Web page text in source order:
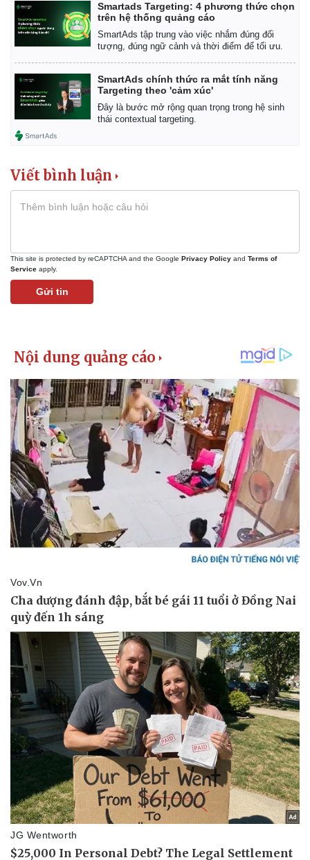
Kinh tế
Bất động sản
Khởi nghiệp
Thị trường
Giá vàng
Tiêu dùng
Tỷ giá
Chứng khoán
Giá cà phê
Smartads Targeting: 4 phương thức chọn
trên hệ thống quảng cáo
SmartAds tập trung vào việc nhắm đúng đối
tượng, đúng ngữ cảnh và thời điểm để tối ưu.
SmartAds chính thức ra mắt tính năng
Targeting theo 'cảm xúc'
Đây là bước mở rộng quan trọng trong hệ sinh
thái contextual targeting.
Viết bình luận
This site is protected by reCAPTCHA and the Google Privacy Policy and Terms of
Service apply.
Gửi tin